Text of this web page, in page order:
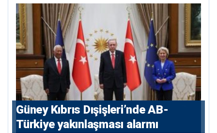
Güney Kıbrıs Dışişleri’nde AB-
Türkiye yakınlaşması alarmı